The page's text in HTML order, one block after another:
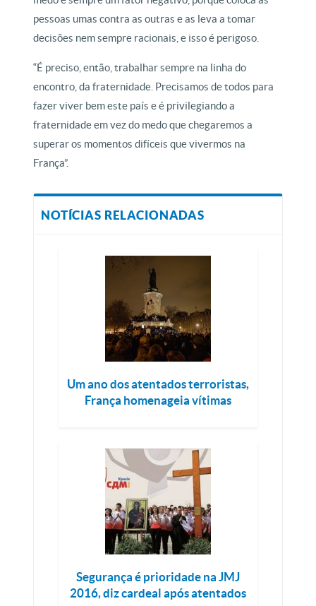
pessoas umas contra as outras e as leva a tomar
decisões nem sempre racionais, e isso é perigoso.
“É preciso, então, trabalhar sempre na linha do
encontro, da fraternidade. Precisamos de todos para
fazer viver bem este país e é privilegiando a
fraternidade em vez do medo que chegaremos a
superar os momentos difíceis que vivermos na
França”.
NOTÍCIAS RELACIONADAS
Um ano dos atentados terroristas,
França homenageia vítimas
Segurança é prioridade na JMJ
2016, diz cardeal após atentados